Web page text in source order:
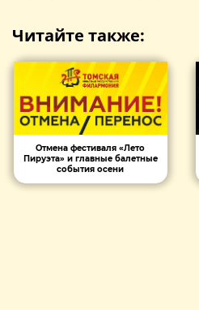
Читайте также:
Отмена фестиваля «Лето
Пируэта» и главные балетные
события осени